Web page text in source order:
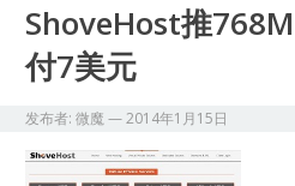
ShoveHost推
付7美元
发布者:微魔—2014年1月15日